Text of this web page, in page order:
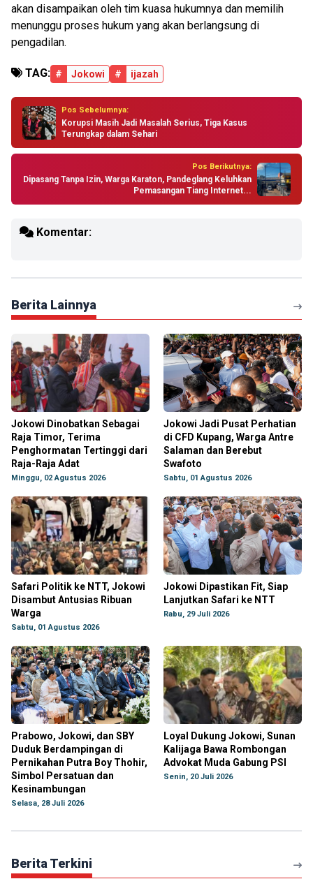
akan disampaikan oleh tim kuasa hukumnya dan memilih
menunggu proses hukum yang akan berlangsung di
pengadilan.
TAG: # Jokowi # ijazah
Pos Sebelumnya:
Korupsi Masih Jadi Masalah Serius, Tiga Kasus
Terungkap dalam Sehari
Pos Berikutnya:
Dipasang Tanpa Izin, Warga Karaton, Pandeglang Keluhkan
Pemasangan Tiang Internet...
Komentar:
Berita Lainnya
Jokowi Dinobatkan Sebagai
Raja Timor, Terima
Penghormatan Tertinggi dari
Raja-Raja Adat
Minggu, 02 Agustus 2026
Jokowi Jadi Pusat Perhatian
di CFD Kupang, Warga Antre
Salaman dan Berebut
Swafoto
Sabtu, 01 Agustus 2026
Safari Politik ke NTT, Jokowi
Disambut Antusias Ribuan
Warga
Sabtu, 01 Agustus 2026
Jokowi Dipastikan Fit, Siap
Lanjutkan Safari ke NTT
Rabu, 29 Juli 2026
Prabowo, Jokowi, dan SBY
Duduk Berdampingan di
Pernikahan Putra Boy Thohir,
Simbol Persatuan dan
Kesinambungan
Selasa, 28 Juli 2026
Loyal Dukung Jokowi, Sunan
Kalijaga Bawa Rombongan
Advokat Muda Gabung PSI
Senin, 20 Juli 2026
Berita Terkini